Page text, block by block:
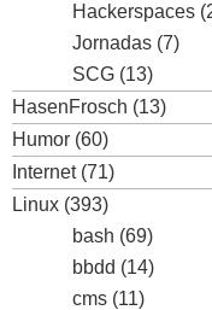
Hackerspaces
Jornadas (7)
SCG (13)
HasenFrosch (13)
Humor (60)
Internet(71)
Linux (393)
bash (69)
bbdd (14)
cms (11)